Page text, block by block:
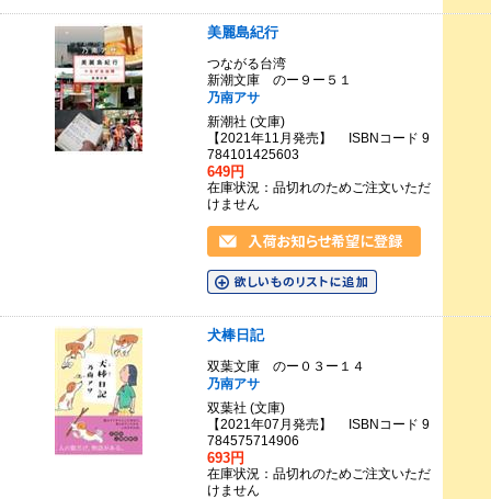
美麗島紀行
つながる台湾
新潮文庫 のー９ー５１
乃南アサ
新潮社 (文庫)
【2021年11月発売】 ISBNコード 9
784101425603
649円
在庫状況：品切れのためご注文いただ
けません
犬棒日記
双葉文庫 のー０３ー１４
乃南アサ
双葉社 (文庫)
【2021年07月発売】 ISBNコード 9
784575714906
693円
在庫状況：品切れのためご注文いただ
けません